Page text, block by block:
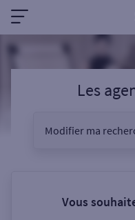
Les
Modifier ma
Vous